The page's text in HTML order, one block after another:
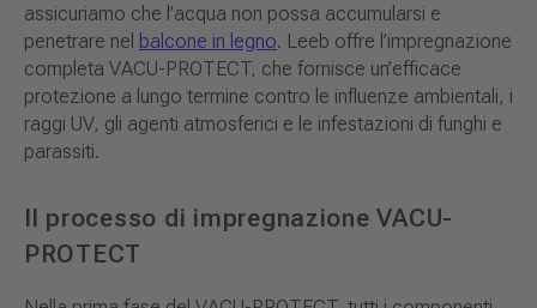
assicuriamo che l’acqua non possa accumularsi e
penetrare nel balcone in legno. Leeb offre l’impregnazione
completa VACU-PROTECT, che fornisce un’efficace
protezione a lungo termine contro le influenze ambientali, i
raggi UV, gli agenti atmosferici e le infestazioni di funghi e
parassiti.
Il processo di impregnazione VACU-
PROTECT